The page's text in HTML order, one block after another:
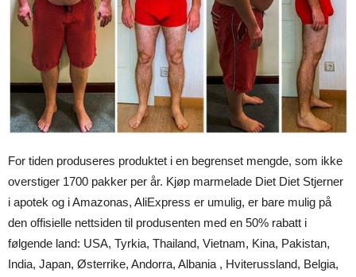
For tiden produseres produktet i en begrenset mengde, som ikke
overstiger 1700 pakker per år. Kjøp marmelade Diet Diet Stjerner
i apotek og i Amazonas, AliExpress er umulig, er bare mulig på
den offisielle nettsiden til produsenten med en 50% rabatt i
følgende land: USA, Tyrkia, Thailand, Vietnam, Kina, Pakistan,
India, Japan, Østerrike, Andorra, Albania , Hviterussland, Belgia,